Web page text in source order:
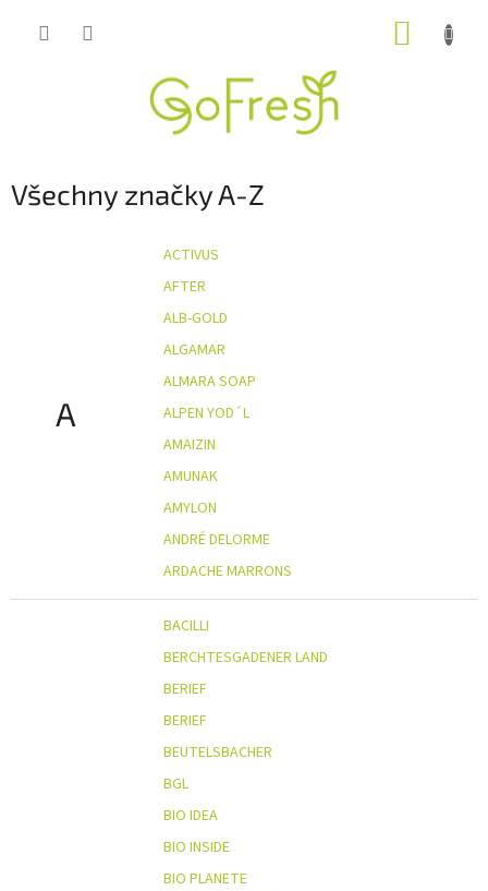
Všechny značky A-Z
A
ACTIVUS
AFTER
ALB-GOLD
ALGAMAR
ALMARA SOAP
ALPEN YOD´L
AMAIZIN
AMUNAK
AMYLON
ANDRÉ DELORME
ARDACHE MARRONS
BACILLI
BERCHTESGADENER LAND
BERIEF
BERIEF
BEUTELSBACHER
BGL
BIO IDEA
BIO INSIDE
BIO PLANETE